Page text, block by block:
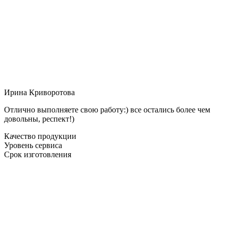
Ирина Криворотова
Отлично выполняете свою работу:) все остались более чем
довольны, респект!)
Качество продукции
Уровень сервиса
Срок изготовления